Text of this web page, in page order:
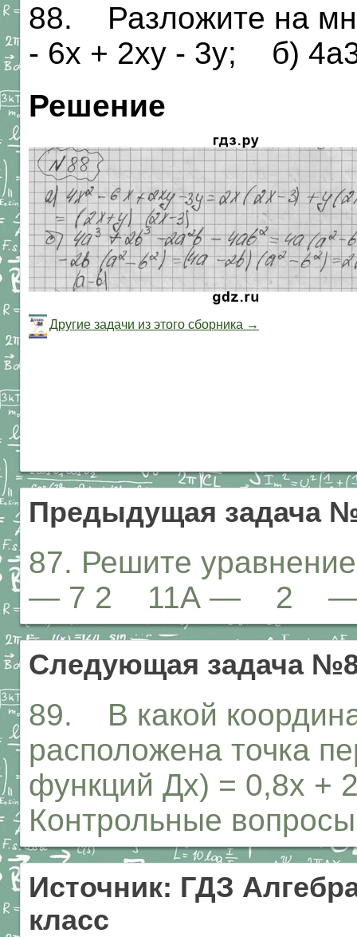
88. Разложите на
- 6х + 2ху - 3у; б)
Решение
Другие задачи из этого сборника →
Предыдущая задача
87. Решите
— 7 2 11А — 2
Следующая задача
89. В какой
расположена точка
функций Дх) = 0,8х +
Контрольные вопросы
Источник: ГДЗ
класс